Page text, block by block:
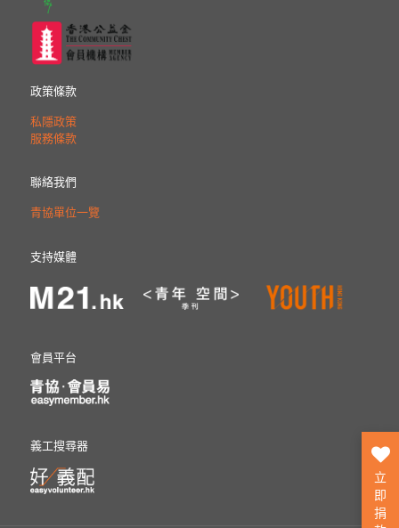
政策條款
私隱政策
服務條款
聯絡我們
青協單位一覽
支持媒體
會員平台
義工搜尋器
立
即
捐